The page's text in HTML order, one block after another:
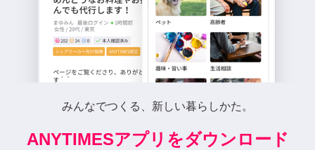
みんなでつくる、新しい暮らしかた。
ANYTIMESアプリをダウンロード